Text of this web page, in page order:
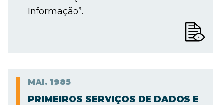
Informação”.
MAI. 1985
PRIMEIROS SERVIÇOS DE DADOS E